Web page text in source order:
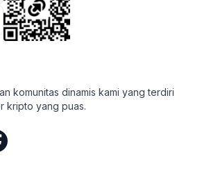
komunitas dinamis kami yang terdiri
kripto yang puas.